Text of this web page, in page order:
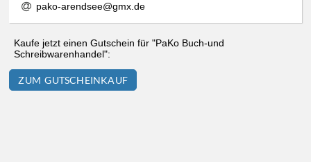
pako-arendsee@gmx.de
Kaufe jetzt einen Gutschein für "PaKo Buch-und
Schreibwarenhandel":
ZUM GUTSCHEINKAUF